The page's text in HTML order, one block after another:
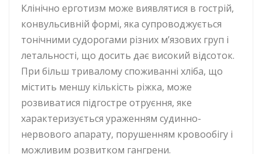
Клінічно ерготизм може виявлятися в гострій,
конвульсивній формі, яка супроводжується
тонічними судорогами різних м’язових груп і
летальності, що досить дає високий відсоток.
При більш тривалому споживанні хліба, що
містить меншу кількість ріжка, може
розвиватися підгостре отруєння, яке
характеризується ураженням судинно-
нервового апарату, порушенням кровообігу і
можливим розвитком гангрени.